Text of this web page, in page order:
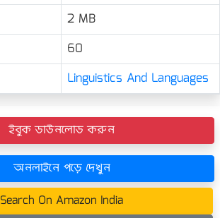
2 MB
60
Linguistics And Languages
ইবুক ডাউনলোড করুন
অনলাইনে পড়ে দেখুন
Search On Amazon India